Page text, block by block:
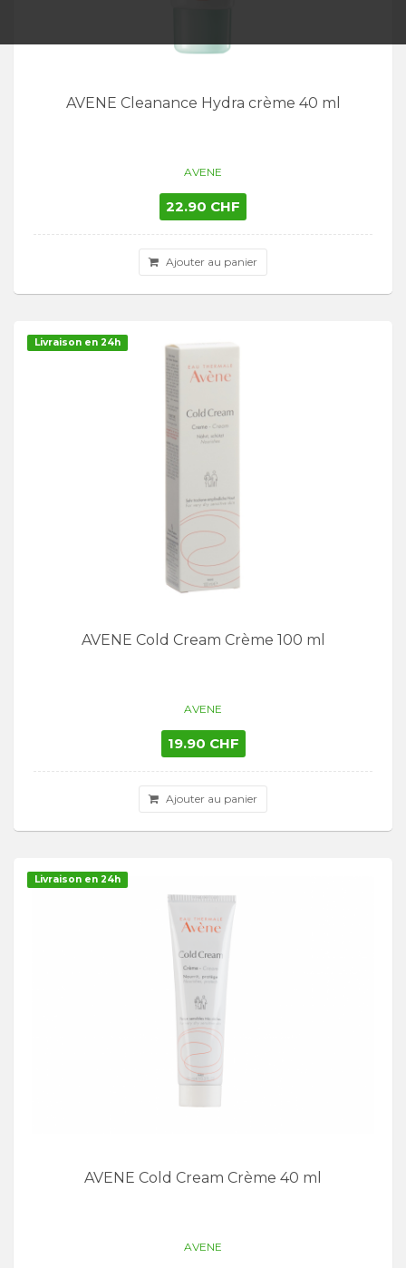
AVENE Cleanance Hydra crème 40 ml
AVENE
22.90 CHF
Ajouter au panier
Livraison en 24h
AVENE Cold Cream Crème 100 ml
AVENE
19.90 CHF
Ajouter au panier
Livraison en 24h
AVENE Cold Cream Crème 40 ml
AVENE